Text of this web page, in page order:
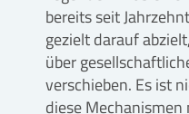
bereits seit
gezielt darauf
über
verschieben. Es ist
diese